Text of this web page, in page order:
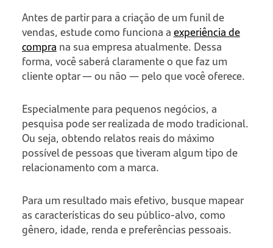
Antes de partir para a criação de um funil de
vendas, estude como funciona aexperiência de
compra na sua empresa atualmente. Dessa
forma, você saberá claramente o que faz um
cliente optar — ou não — pelo que você oferece.
Especialmente para pequenos negócios, a
pesquisa pode ser realizada de modo tradicional.
Ou seja, obtendo relatos reais do máximo
possível de pessoas que tiveram algum tipo de
relacionamento com a marca.
Para um resultado mais efetivo, busque mapear
as características do seu público-alvo, como
gênero, idade, renda e preferências pessoais.